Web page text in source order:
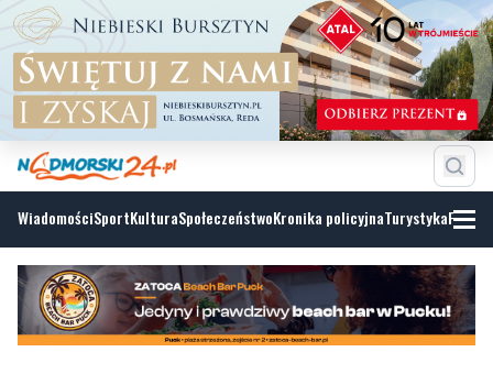
WiadomościSportKulturaSpołeczeństwoKronika policyjnaTurystyka